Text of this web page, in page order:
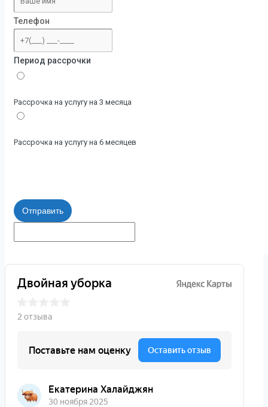
Телефон
Период рассрочки
Рассрочка на услугу на 3 месяца
Рассрочка на услугу на 6 месяцев
Отправить